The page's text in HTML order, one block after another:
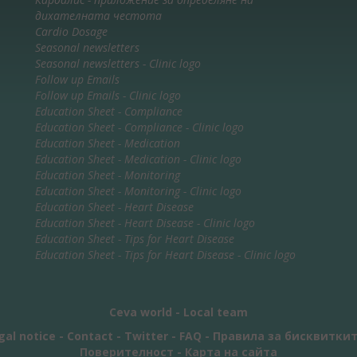
дихателната честота
Cardio Dosage
Seasonal newsletters
Seasonal newsletters - Clinic logo
Follow up Emails
Follow up Emails - Clinic logo
Education Sheet - Compliance
Education Sheet - Compliance - Clinic logo
Education Sheet - Medication
Education Sheet - Medication - Clinic logo
Education Sheet - Monitoring
Education Sheet - Monitoring - Clinic logo
Education Sheet - Heart Disease
Education Sheet - Heart Disease - Clinic logo
Education Sheet - Tips for Heart Disease
Education Sheet - Tips for Heart Disease - Clinic logo
Ceva world - Local team
notice - Contact - Twitter - FAQ - Правила за
Поверителност - Карта на сайта